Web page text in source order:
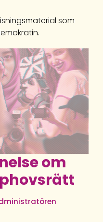
som
om